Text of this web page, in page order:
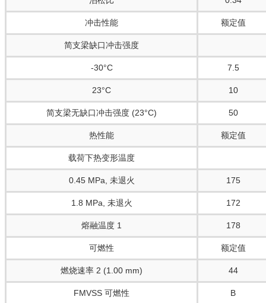
冲击性能 额定值
简支梁缺口冲击强度
-30°C 7.5
23°C 10
简支梁无缺口冲击强度 (23°C) 50
热性能 额定值
载荷下热变形温度
0.45 MPa, 未退火 175
1.8 MPa, 未退火 172
熔融温度 1 178
可燃性 额定值
燃烧速率 2 (1.00 mm) 44
FMVSS 可燃性 B